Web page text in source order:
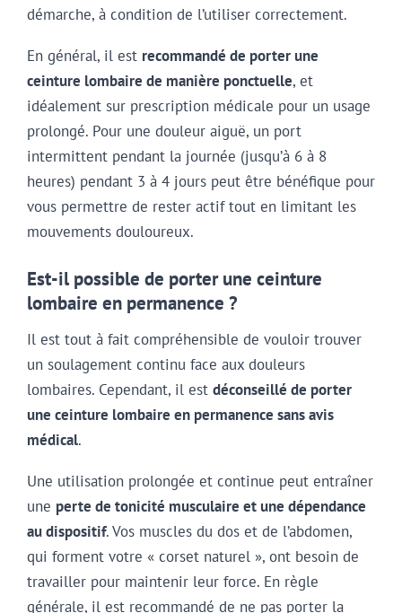
démarche, à condition de l’utiliser correctement.
En général, il est recommandé de porter une
ceinture lombaire de manière ponctuelle, et
idéalement sur prescription médicale pour un usage
prolongé. Pour une douleur aiguë, un port
intermittent pendant la journée (jusqu’à 6 à 8
heures) pendant 3 à 4 jours peut être bénéfique pour
vous permettre de rester actif tout en limitant les
mouvements douloureux.
Est-il possible de porter une ceinture
lombaire en permanence ?
Il est tout à fait compréhensible de vouloir trouver
un soulagement continu face aux douleurs
lombaires. Cependant, il est déconseillé de porter
une ceinture lombaire en permanence sans avis
médical.
Une utilisation prolongée et continue peut entraîner
une perte de tonicité musculaire et une dépendance
au dispositif. Vos muscles du dos et de l’abdomen,
qui forment votre « corset naturel », ont besoin de
travailler pour maintenir leur force. En règle
générale, il est recommandé de ne pas porter la